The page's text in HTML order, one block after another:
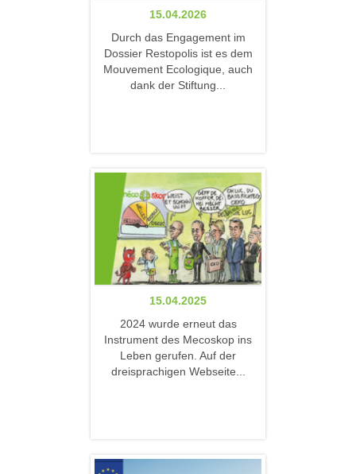
15.04.2026
Durch das Engagement im
Dossier Restopolis ist es dem
Mouvement Ecologique, auch
dank der Stiftung...
15.04.2025
2024 wurde erneut das
Instrument des Mecoskop ins
Leben gerufen. Auf der
dreisprachigen Webseite...